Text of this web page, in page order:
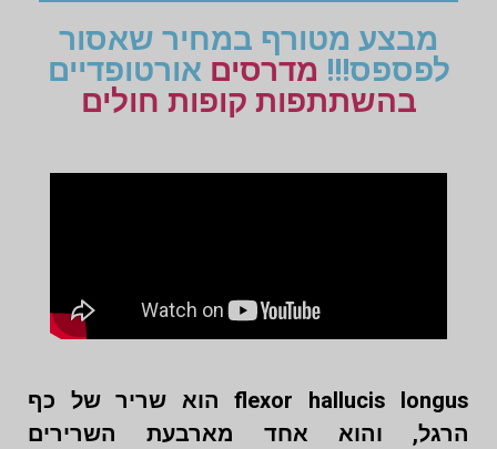
מבצע מטורף במחיר שאסור
לפספס!!! מדרסים אורטופדיים
בהשתתפות קופות חולים
flexor hallucis longus הוא שריר של כף
הרגל, והוא אחד מארבעת השרירים